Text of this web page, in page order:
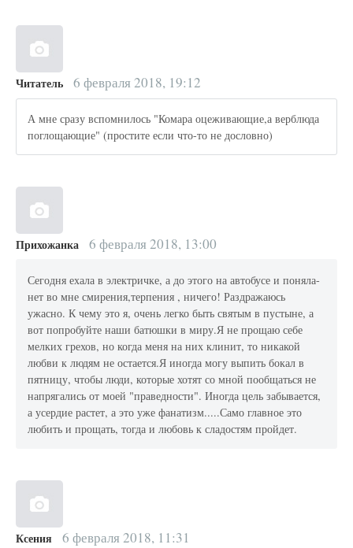
Читатель 6 февраля 2018, 19:12
А мне сразу вспомнилось "Комара оцеживающие,а верблюда
поглощающие" (простите если что-то не дословно)
Прихожанка 6 февраля 2018, 13:00
Сегодня ехала в электричке, а до этого на автобусе и поняла-
нет во мне смирения,терпения , ничего! Раздражаюсь
ужасно. К чему это я, очень легко быть святым в пустыне, а
вот попробуйте наши батюшки в миру.Я не прощаю себе
мелких грехов, но когда меня на них клинит, то никакой
любви к людям не остается.Я иногда могу выпить бокал в
пятницу, чтобы люди, которые хотят со мной пообщаться не
напрягались от моей "праведности". Иногда цель забывается,
а усердие растет, а это уже фанатизм.....Само главное это
любить и прощать, тогда и любовь к сладостям пройдет.
Ксения 6 февраля 2018, 11:31